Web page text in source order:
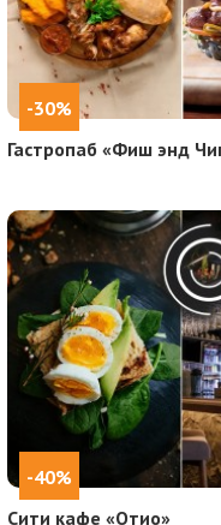
-30%
Гастропаб «Фиш энд
-40%
Сити кафе «Отио»